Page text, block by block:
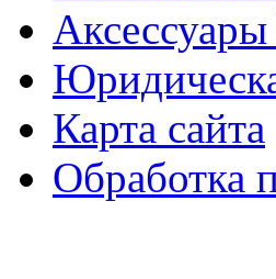
Карта сайта
Обработка